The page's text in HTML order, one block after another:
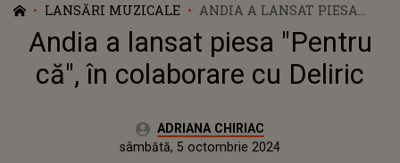
LANSĂRI MUZICALE
ANDIA A LANSAT PIESA
"PENTRU CĂ", ÎN
COLABORARE CU DELIRIC
Andia a lansat piesa "Pentru
că", în colaborare cu Deliric
Autor:ADRIANA CHIRIAC
joi, 5 octombrie 2023Actualizat:
sâmbătă, 5 octombrie 2024